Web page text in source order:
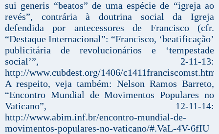
sui generis “beatos” de uma espécie de “igreja ao
revés”, contrária à doutrina social da Igreja
defendida por antecessores ​​de Francisco (cfr.
“Destaque Internacional”: “Francisco, ‘beatificação’
publicitária de revolucionários e ‘tempestade
social’”, 2-11-13:
http://www.cubdest.org/1406/c1411franciscomst.htm.
A respeito, veja também: Nelson Ramos Barreto,
“Encontro Mundial de Movimentos Populares no
Vaticano”, 12-11-14:
http://www.abim.inf.br/encontro-mundial-de-
movimentos-populares-no-vaticano/#.VaL-4V-6fIU